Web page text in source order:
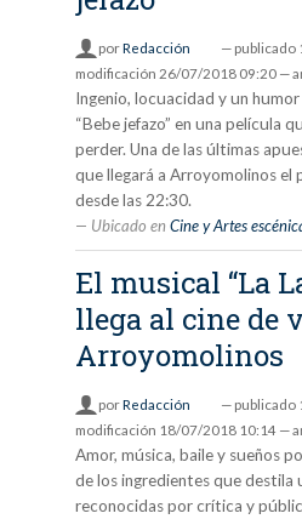
porRedacción — publicado
modificación 26/07/2018 09:20 —
Ingenio, locuacidad y un
“Bebe jefazo” en una película
perder. Una de las últimas
que llegará a Arroyomolinos el
desde las 22:30.
Ubicado en Cine y Artes
El musical “La
llega al cine de
Arroyomolinos
porRedacción — publicado
modificación 18/07/2018 10:14 —
Amor, música, baile y sueños
de los ingredientes que destila
reconocidas por crítica y